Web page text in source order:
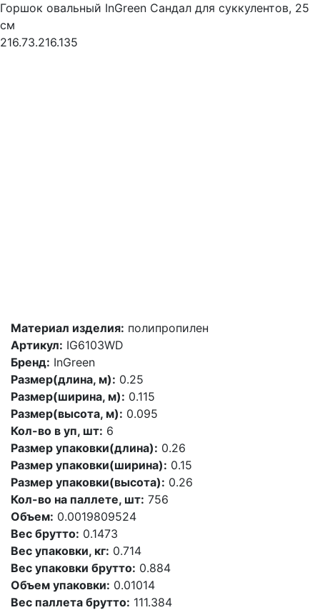
Горшок овальный InGreen Сандал для суккулентов, 25
см
216.73.216.135
Материал изделия: полипропилен
Артикул: IG6103WD
Бренд: InGreen
Размер(длина, м): 0.25
Размер(ширина, м): 0.115
Размер(высота, м): 0.095
Кол-во в уп, шт: 6
Размер упаковки(длина): 0.26
Размер упаковки(ширина): 0.15
Размер упаковки(высота): 0.26
Кол-во на паллете, шт: 756
Объем: 0.0019809524
Вес брутто: 0.1473
Вес упаковки, кг: 0.714
Вес упаковки брутто: 0.884
Объем упаковки: 0.01014
Вес паллета брутто: 111.384